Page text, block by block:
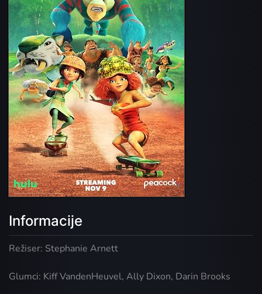
Informacije
Režiser: Stephanie Arnett
Glumci: Kiff VandenHeuvel, Ally Dixon, Darin Brooks